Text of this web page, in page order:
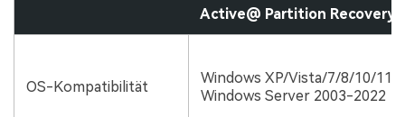
Active@ Partition Recovery
OS-Kompatibilität
Windows XP/Vista/7/8/10/11
Windows Server 2003-2022